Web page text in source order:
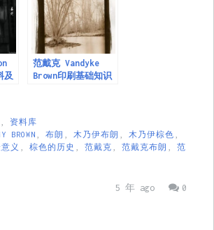
及
范戴克 Vandyke
Brown印刷基础知识
资料库
BROWN 布朗 木乃伊布朗 木乃伊棕色
义 棕色的历史 范戴克 范戴克布朗
范
0
5 年 ago